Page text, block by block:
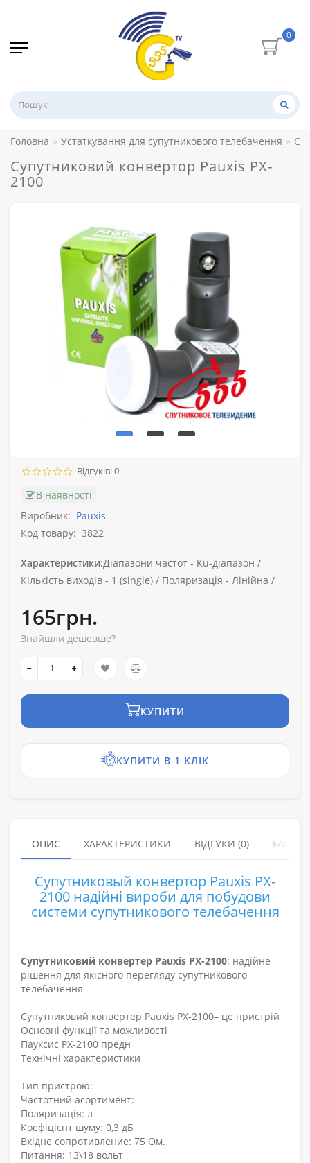
0
Головна Устаткування для супутникового телебачення
Супутниковий конвертор Pauxis PX-
2100
Відгуків: 0
В наявності
Виробник: Pauxis
Код товару: 3822
Характеристики:Діапазони частот - Ku-діапазон /
Кількість виходів - 1 (single) / Поляризація - Лінійна /
165грн.
Знайшли дешевше?
КУПИТИ
КУПИТИ В 1 КЛІК
ОПИС ХАРАКТЕРИСТИКИ ВІДГУКИ (0) FAQ
Супутниковый конвертор Pauxis PX-
2100 надійні вироби для побудови
системи супутникового телебачення
Супутниковий конвертер Pauxis PX-2100: надійне
рішення для якісного перегляду супутникового
телебачення
Супутниковий конвертер Pauxis PX-2100– це пристрій
Основні функції та можливості
Пауксис PX-2100 предн
Технічні характеристики
Тип пристрою:
Частотний асортимент:
Поляризація: л
Коефіцієнт шуму: 0,3 дБ
Вхідне сопротивление: 75 Ом.
Питання: 13\18 вольт